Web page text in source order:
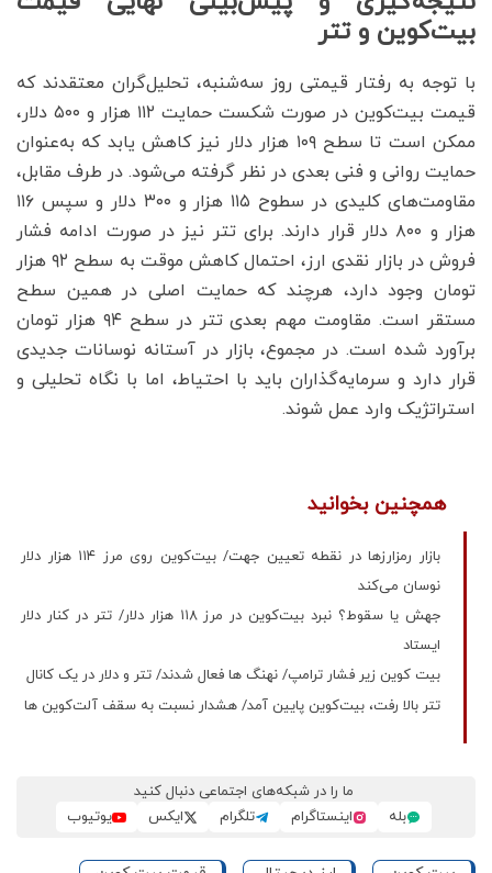
بیت‌کوین و تتر
با توجه به رفتار قیمتی روز سه‌شنبه، تحلیل‌گران معتقدند که
قیمت بیت‌کوین در صورت شکست حمایت ۱۱۲ هزار و ۵۰۰ دلار،
ممکن است تا سطح ۱۰۹ هزار دلار نیز کاهش یابد که به‌عنوان
حمایت روانی و فنی بعدی در نظر گرفته می‌شود. در طرف مقابل،
مقاومت‌های کلیدی در سطوح ۱۱۵ هزار و ۳۰۰ دلار و سپس ۱۱۶
هزار و ۸۰۰ دلار قرار دارند. برای تتر نیز در صورت ادامه فشار
فروش در بازار نقدی ارز، احتمال کاهش موقت به سطح ۹۲ هزار
تومان وجود دارد، هرچند که حمایت اصلی در همین سطح
مستقر است. مقاومت مهم بعدی تتر در سطح ۹۴ هزار تومان
برآورد شده است. در مجموع، بازار در آستانه نوسانات جدیدی
قرار دارد و سرمایه‌گذاران باید با احتیاط، اما با نگاه تحلیلی و
استراتژیک وارد عمل شوند.
همچنین بخوانید
بازار رمزارزها در نقطه تعیین جهت/ بیت‌کوین روی مرز ۱۱۴ هزار دلار
نوسان می‌کند
جهش یا سقوط؟ نبرد بیت‌کوین در مرز ۱۱۸ هزار دلار/ تتر در کنار دلار
ایستاد
بیت‌ کوین زیر فشار ترامپ/ نهنگ ها فعال شدند/ تتر و دلار در یک کانال
تتر بالا رفت، بیت‌کوین پایین آمد/ هشدار نسبت به سقف آلت‌کوین‌ ها
ما را در شبکه‌های اجتماعی دنبال کنید
بله
اینستاگرام تلگرام ایکس یوتیوب